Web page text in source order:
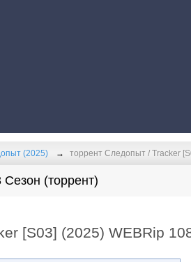
(2025) торрент Следопыт / Tracker
(торрент)
[S03] (2025) WEBRip